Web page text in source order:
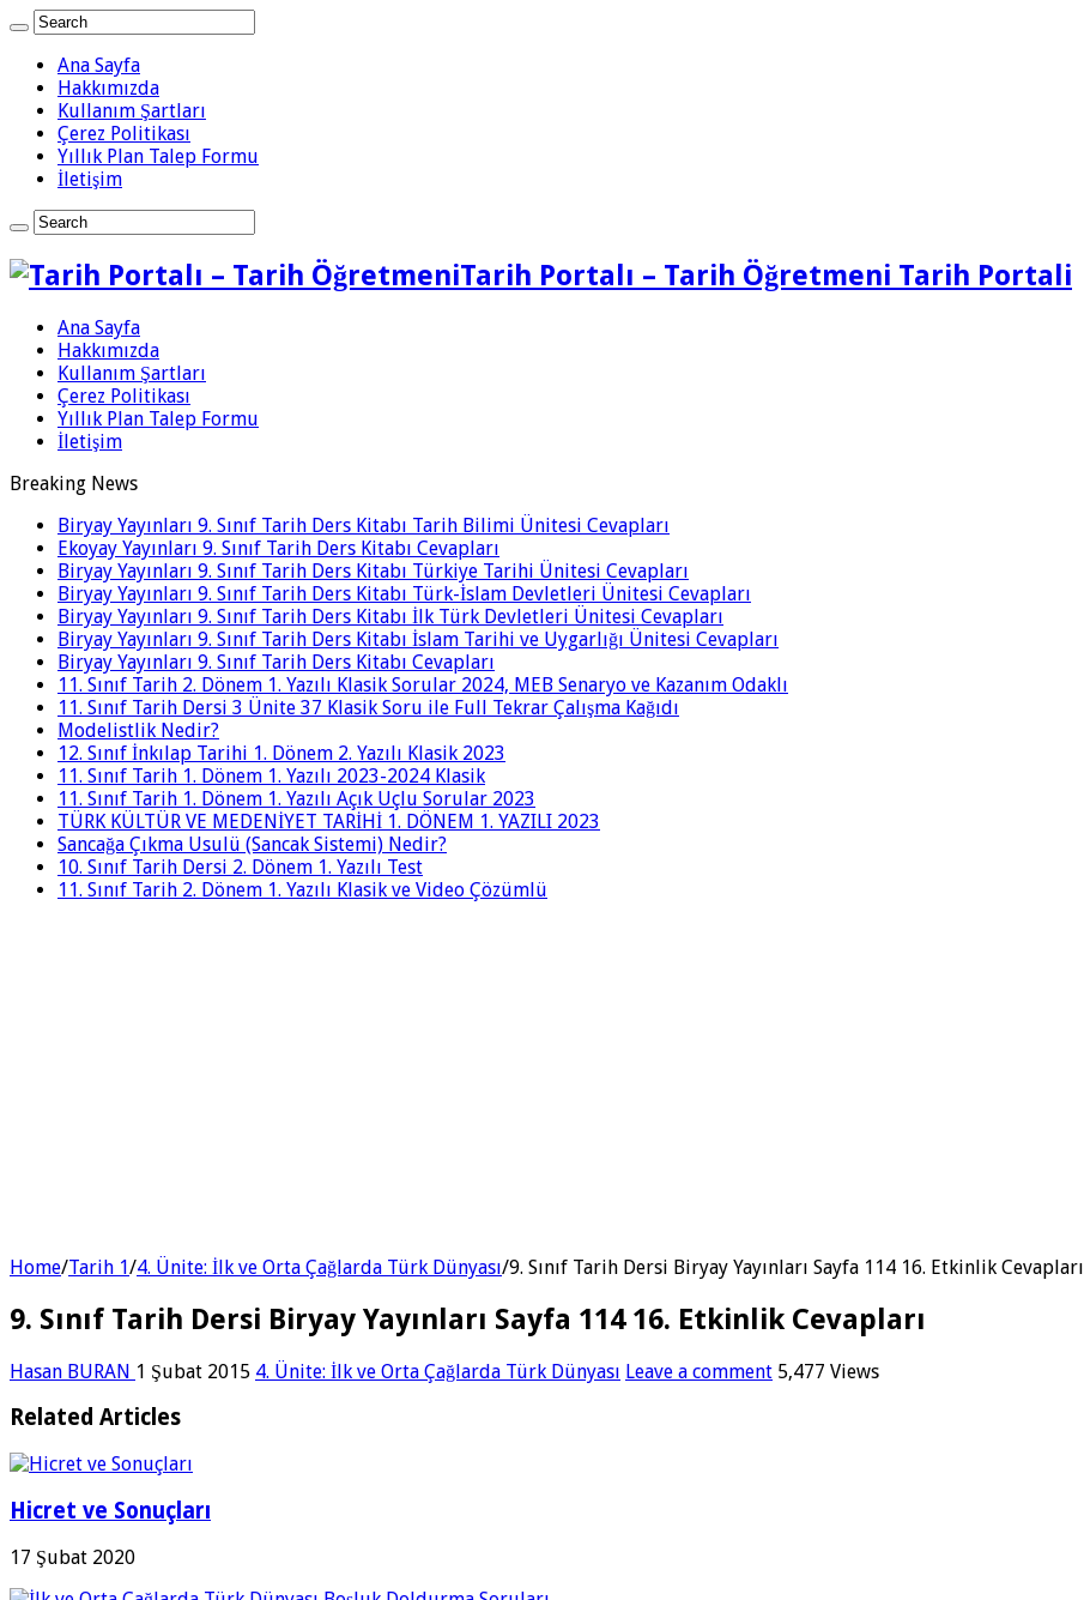
Ana Sayfa
Hakkımızda
Kullanım Şartları
Çerez Politikası
Yıllık Plan Talep Formu
İletişim
Tarih Portalı – Tarih Öğretmeni Tarih Portali
Ana Sayfa
Hakkımızda
Kullanım Şartları
Çerez Politikası
Yıllık Plan Talep Formu
İletişim
Breaking News
Biryay Yayınları 9. Sınıf Tarih Ders Kitabı Tarih Bilimi Ünitesi Cevapları
Ekoyay Yayınları 9. Sınıf Tarih Ders Kitabı Cevapları
Biryay Yayınları 9. Sınıf Tarih Ders Kitabı Türkiye Tarihi Ünitesi Cevapları
Biryay Yayınları 9. Sınıf Tarih Ders Kitabı Türk-İslam Devletleri Ünitesi Cevapları
Biryay Yayınları 9. Sınıf Tarih Ders Kitabı İlk Türk Devletleri Ünitesi Cevapları
Biryay Yayınları 9. Sınıf Tarih Ders Kitabı İslam Tarihi ve Uygarlığı Ünitesi Cevapları
Biryay Yayınları 9. Sınıf Tarih Ders Kitabı Cevapları
11. Sınıf Tarih 2. Dönem 1. Yazılı Klasik Sorular 2024, MEB Senaryo ve Kazanım Odaklı
11. Sınıf Tarih Dersi 3 Ünite 37 Klasik Soru ile Full Tekrar Çalışma Kağıdı
Modelistlik Nedir?
12. Sınıf İnkılap Tarihi 1. Dönem 2. Yazılı Klasik 2023
11. Sınıf Tarih 1. Dönem 1. Yazılı 2023-2024 Klasik
11. Sınıf Tarih 1. Dönem 1. Yazılı Açık Uçlu Sorular 2023
TÜRK KÜLTÜR VE MEDENİYET TARİHİ 1. DÖNEM 1. YAZILI 2023
Sancağa Çıkma Usulü (Sancak Sistemi) Nedir?
10. Sınıf Tarih Dersi 2. Dönem 1. Yazılı Test
11. Sınıf Tarih 2. Dönem 1. Yazılı Klasik ve Video Çözümlü
Home/Tarih 1/4. Ünite: İlk ve Orta Çağlarda Türk Dünyası/9. Sınıf Tarih Dersi Biryay Yayınları Sayfa 114 16. Etkinlik Cevapları
9. Sınıf Tarih Dersi Biryay Yayınları Sayfa 114 16. Etkinlik Cevapları
Hasan BURAN 1 Şubat 2015 4. Ünite: İlk ve Orta Çağlarda Türk Dünyası Leave a comment 5,477 Views
Related Articles
Hicret ve Sonuçları
17 Şubat 2020